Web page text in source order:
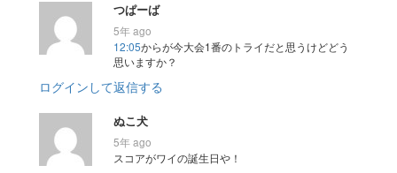
つぱーば
5年 ago
12:05からが今大会1番のトライだと思うけどどう
思いますか？
ログインして返信する
ぬこ犬
5年 ago
スコアがワイの誕生日や！